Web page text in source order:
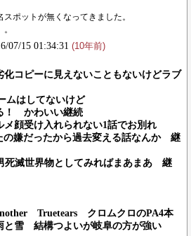
ポットが無くなってきました。
07/15 01:34:31 (10年前)
コピーに見えないこともないけどラブ
はしてないけど
！ かわいい継続
顔受け入れられない1話でお別れ
嫌だったから過去変える話なんか 継
滅世界物としてみればまあまあ 継
Truetears クロムクロのPA4本
と雪 結構つよいが岐阜の方が強い